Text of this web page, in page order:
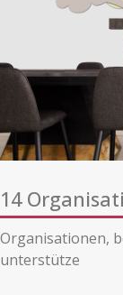
14
Organisationen,
unterstütze